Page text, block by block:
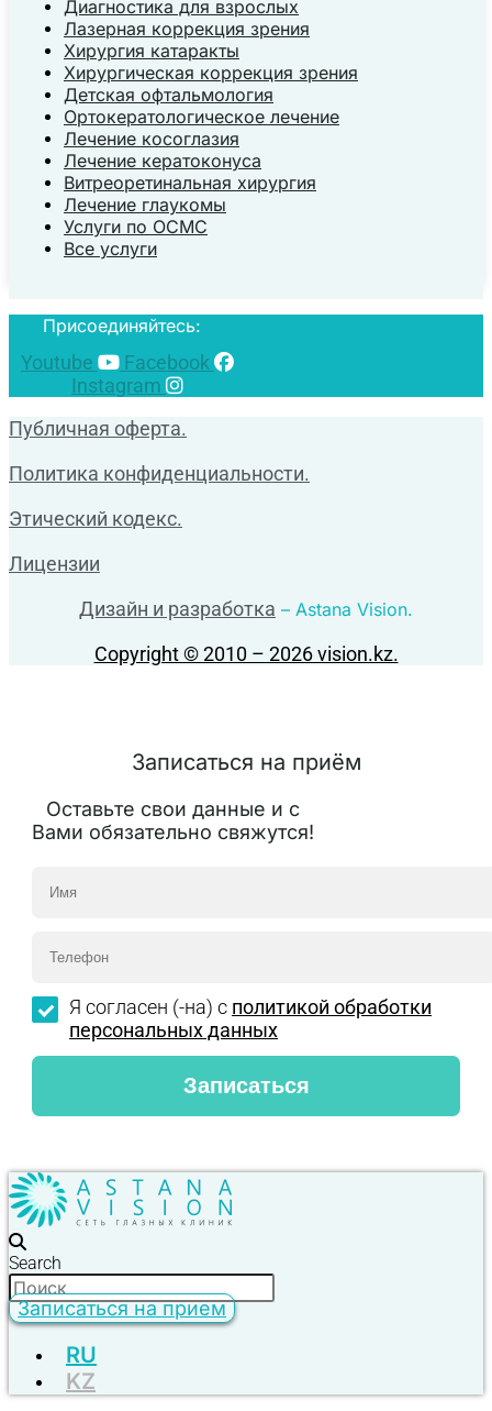
Диагностика для взрослых
Лазерная коррекция зрения
Хирургия катаракты
Хирургическая коррекция зрения
Детская офтальмология
Ортокератологическое лечение
Лечение косоглазия
Лечение кератоконуса
Витреоретинальная хирургия
Лечение глаукомы
Услуги по ОСМС
Все услуги
Присоединяйтесь:
Youtube
Facebook
Instagram
Публичная оферта.
Политика конфиденциальности.
Этический кодекс.
Лицензии
Дизайн и разработка – Astana Vision.
Copyright © 2010 – 2026 vision.kz.
Записаться на приём
Оставьте свои данные и с
Вами обязательно свяжутся!
Я согласен (-на) с политикой обработки
персональных данных
Search
Записаться на прием
RU
KZ